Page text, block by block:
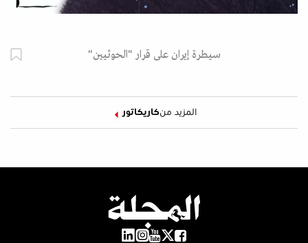
سيطرة إيران على قرار "الحوثيين"
المزيد منكاريكاتور